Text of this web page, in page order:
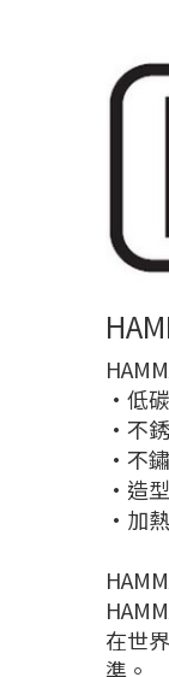
•低
•不
•不
•造
•加
在世
準。